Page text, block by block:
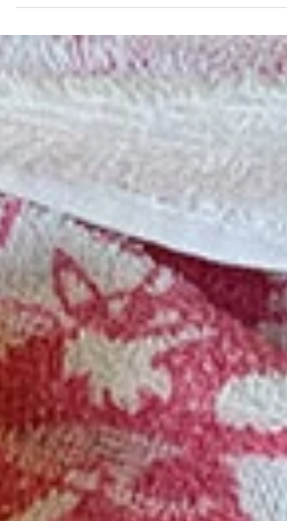
高輪SAUNASと同じフロアにある
TOKYOにて行います！ 皆さまのご予約お待
ちしてます！そしてイベント前後はぜひ高
SAUNASへ！ こちら から